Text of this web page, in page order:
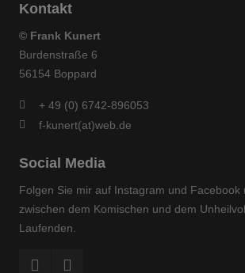
About us
Lorem ipsum dolor sit amet,
Cum sociis natoque penatibus et magnis
montes, nascetur ridiculus mus. Donec
Kontakt
© Frank Kunert
Burdenstraße 6
56154 Boppard
+ 49 (0) 6742-896053
f-kunert(at)web.de
Social Media
Folgen Sie mir auf Instagram und Facebook
zwischen dem Komischen und dem
Laufenden.